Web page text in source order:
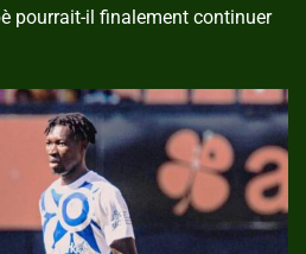
pourrait-il finalement continuer